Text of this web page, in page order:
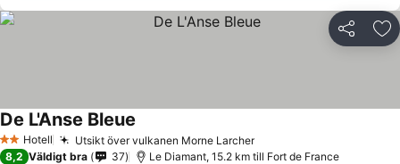
Dela
2 Stjärnor
Hotell Utsikt över vulkanen Morne Larcher
De L'Anse Bleue
8,2 Väldigt bra 37 Le Diamant, 15.2 km till Fort de France